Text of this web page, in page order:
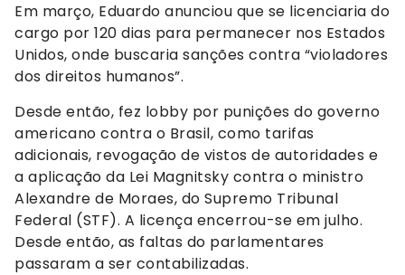
Em março, Eduardo anunciou que se licenciaria do
cargo por 120 dias para permanecer nos Estados
Unidos, onde buscaria sanções contra “violadores
dos direitos humanos”.
Desde então, fez lobby por punições do governo
americano contra o Brasil, como tarifas
adicionais, revogação de vistos de autoridades e
a aplicação da Lei Magnitsky contra o ministro
Alexandre de Moraes, do Supremo Tribunal
Federal (STF). A licença encerrou-se em julho.
Desde então, as faltas do parlamentares
passaram a ser contabilizadas.